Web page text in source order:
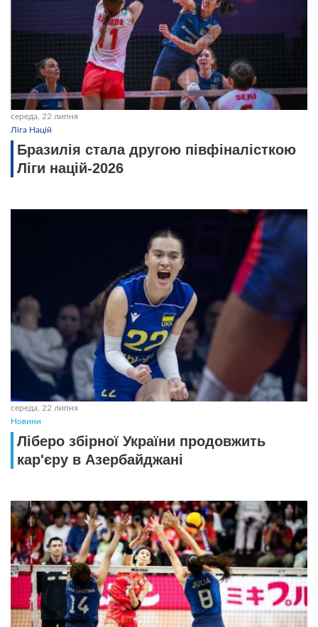
середа, 22 липня
Ліга Націй
Бразилія стала другою півфіналісткою
Ліги націй-2026
середа, 22 липня
Новини
Ліберо збірної України продовжить
кар'єру в Азербайджані